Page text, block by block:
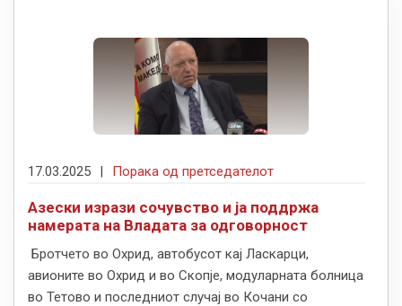
17.03.2025 | Порака од претседателот
Азески изрази сочувство и ја поддржа
намерата на Владата за одговорност
Бротчето во Охрид, автобусот кај Ласкарци,
авионите во Охрид и во Скопје, модуларната болница
во Тетово и последниот случај во Кочани со